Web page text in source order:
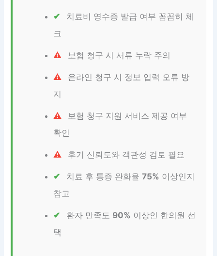
치료비 영수증 발급 여부 꼼꼼히 체
크
보험 청구 시 서류 누락 주의
온라인 청구 시 정보 입력 오류 방
지
보험 청구 지원 서비스 제공 여부
확인
후기 신뢰도와 객관성 검토 필요
치료 후 통증 완화율75% 이상인지
참고
환자 만족도 90% 이상인 한의원 선
택